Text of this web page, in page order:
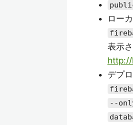
ロー
表示
デプ
--